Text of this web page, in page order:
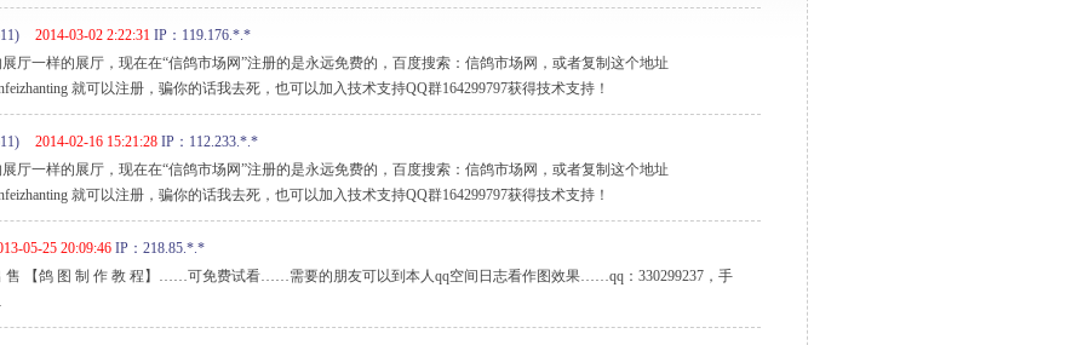
2014-03-02 2:22:31 IP：119.176.*.*
厅一样的展厅，现在在“信鸽市场网”注册的是永远免费的，百度搜索：信鸽市场网，或者复制这个地址
就可以注册，骗你的话我去死，也可以加入技术支持QQ群164299797获得技术支持！
2014-02-16 15:21:28 IP：112.233.*.*
厅一样的展厅，现在在“信鸽市场网”注册的是永远免费的，百度搜索：信鸽市场网，或者复制这个地址
就可以注册，骗你的话我去死，也可以加入技术支持QQ群164299797获得技术支持！
05-25 20:09:46 IP：218.85.*.*
售 【鸽 图 制 作 教 程】……可免费试看……需要的朋友可以到本人qq空间日志看作图效果……qq：330299237，手